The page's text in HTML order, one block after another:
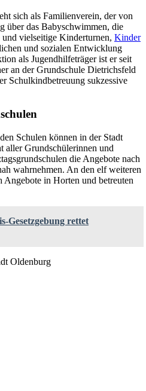
sich als Familienverein, der von
über das Babyschwimmen, die
vielseitige Kinderturnen, Kinder
und sozialen Entwicklung
als Jugendhilfeträger ist er seit
an der Grundschule Dietrichsfeld
Schulkindbetreuung sukzessive
Schulen können in der Stadt
aller Grundschülerinnen und
die Angebote nach
wahrnehmen. An den elf weiteren
Angebote in Horten und betreuten
Gesetzgebung rettet
Oldenburg